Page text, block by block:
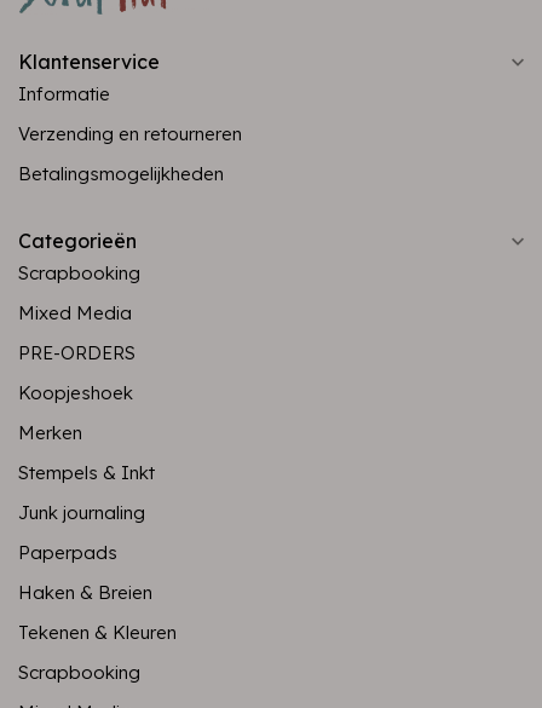
Klantenservice
Informatie
Verzending en retourneren
Betalingsmogelijkheden
Categorieën
Scrapbooking
Mixed Media
PRE-ORDERS
Koopjeshoek
Merken
Stempels & Inkt
Junk journaling
Paperpads
Haken & Breien
Tekenen & Kleuren
Scrapbooking